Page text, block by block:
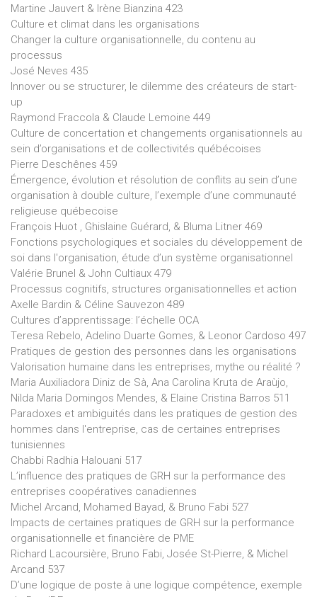
Martine Jauvert & Irène Bianzina 423
Culture et climat dans les organisations
Changer la culture organisationnelle, du contenu au
processus
José Neves 435
Innover ou se structurer, le dilemme des créateurs de start-
up
Raymond Fraccola & Claude Lemoine 449
Culture de concertation et changements organisationnels au
sein d’organisations et de collectivités québécoises
Pierre Deschênes 459
Émergence, évolution et résolution de conflits au sein d’une
organisation à double culture, l’exemple d’une communauté
religieuse québecoise
François Huot , Ghislaine Guérard, & Bluma Litner 469
Fonctions psychologiques et sociales du développement de
soi dans l'organisation, étude d’un système organisationnel
Valérie Brunel & John Cultiaux 479
Processus cognitifs, structures organisationnelles et action
Axelle Bardin & Céline Sauvezon 489
Cultures d’apprentissage: l’échelle OCA
Teresa Rebelo, Adelino Duarte Gomes, & Leonor Cardoso 497
Pratiques de gestion des personnes dans les organisations
Valorisation humaine dans les entreprises, mythe ou réalité ?
Maria Auxiliadora Diniz de Sà, Ana Carolina Kruta de Araùjo,
Nilda Maria Domingos Mendes, & Elaine Cristina Barros 511
Paradoxes et ambiguités dans les pratiques de gestion des
hommes dans l'entreprise, cas de certaines entreprises
tunisiennes
Chabbi Radhia Halouani 517
L’influence des pratiques de GRH sur la performance des
entreprises coopératives canadiennes
Michel Arcand, Mohamed Bayad, & Bruno Fabi 527
Impacts de certaines pratiques de GRH sur la performance
organisationnelle et financière de PME
Richard Lacoursière, Bruno Fabi, Josée St-Pierre, & Michel
Arcand 537
D’une logique de poste à une logique compétence, exemple